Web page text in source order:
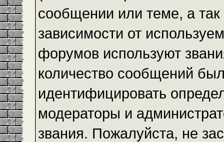
сообщении или теме, а
зависимости от
форумов используют
количество сообщений
идентифицировать
модераторы и
звания. Пожалуйста, не